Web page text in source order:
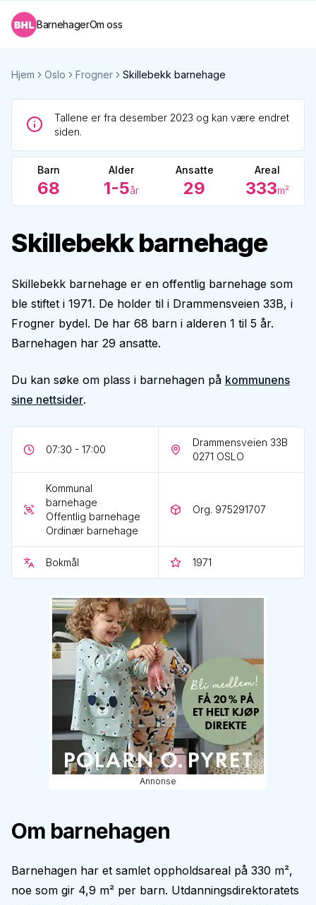
BarnehagerOm oss
Hjem Oslo Frogner Skillebekk barnehage
Tallene er fra desember 2023 og kan være endret
siden.
Barn
68
Alder
1-5år
Ansatte
29
Areal
333m²
Skillebekk barnehage
Skillebekk barnehage er en offentlig barnehage som
ble stiftet i 1971. De holder til i Drammensveien 33B, i
Frogner bydel. De har 68 barn i alderen 1 til 5 år.
Barnehagen har 29 ansatte.
Du kan søke om plass i barnehagen på kommunens
sine nettsider.
07:30 - 17:00
Drammensveien 33B
0271 OSLO
Kommunal
barnehage
Offentlig barnehage
Ordinær barnehage
Org. 975291707
Bokmål 1971
Annonse
Om barnehagen
Barnehagen har et samlet oppholdsareal på 330 m²,
noe som gir 4,9 m² per barn. Utdanningsdirektoratets